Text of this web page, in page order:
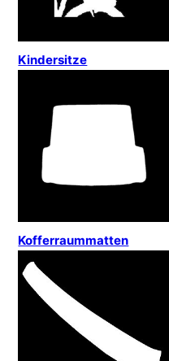
Kindersitze
Kofferraummatten